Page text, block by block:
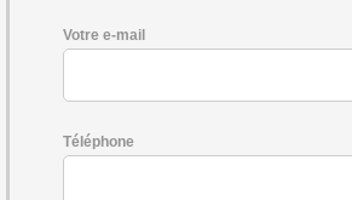
Votre e-mail
Téléphone